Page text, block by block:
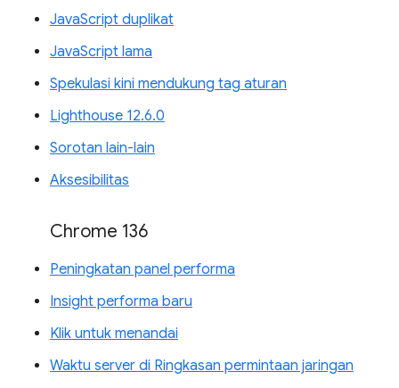
JavaScript duplikat
JavaScript lama
Spekulasi kini mendukung tag aturan
Lighthouse 12.6.0
Sorotan lain-lain
Aksesibilitas
Chrome 136
Peningkatan panel performa
Insight performa baru
Klik untuk menandai
Waktu server di Ringkasan permintaan jaringan